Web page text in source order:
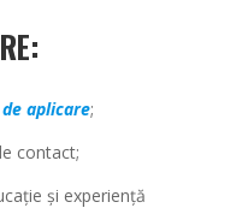
aplicare;
contact;
și experiență